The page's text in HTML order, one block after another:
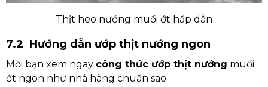
Thịt heo nướng muối ớt hấp dẫn
7.2 Hướng dẫn ướp thịt nướng ngon
Mời bạn xem ngay công thức ướp thịt nướng muối
ớt ngon như nhà hàng chuẩn sao: